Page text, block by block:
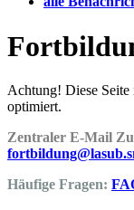
Achtung! Diese
optimiert.
Zentraler E-Mail
Häufige Fragen: